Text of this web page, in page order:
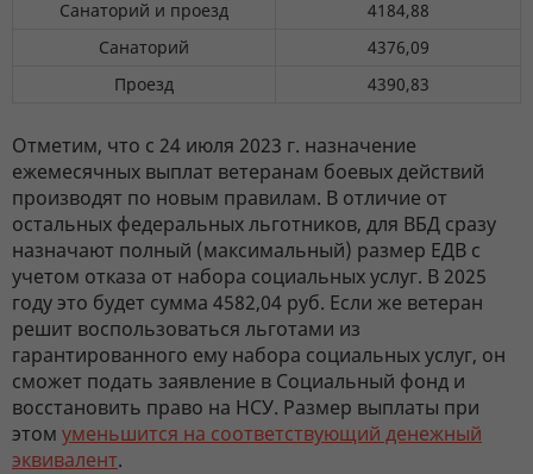
Санаторий и проезд
4184,88
Санаторий
4376,09
Проезд
4390,83
Отметим, что с 24 июля 2023 г. назначение
ежемесячных выплат ветеранам боевых действий
производят по новым правилам. В отличие от
остальных федеральных льготников, для ВБД сразу
назначают полный (максимальный) размер ЕДВ с
учетом отказа от набора социальных услуг. В 2025
году это будет сумма 4582,04 руб. Если же ветеран
решит воспользоваться льготами из
гарантированного ему набора социальных услуг, он
сможет подать заявление в Социальный фонд и
восстановить право на НСУ. Размер выплаты при
этом уменьшится на соответствующий денежный
эквивалент.